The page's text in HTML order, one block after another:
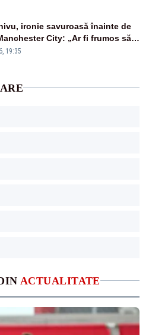
ACTUALITATE
ironie savuroasă înainte de
City: „Ar fi frumos să
și de la noi”
19:35